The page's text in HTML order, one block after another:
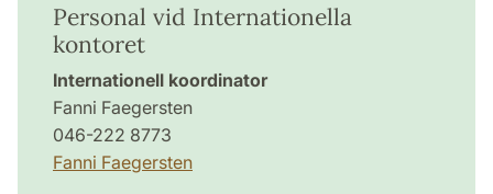
Personal vid Internationella
kontoret
Internationell koordinator
Fanni Faegersten
046-222 8773
Fanni Faegersten